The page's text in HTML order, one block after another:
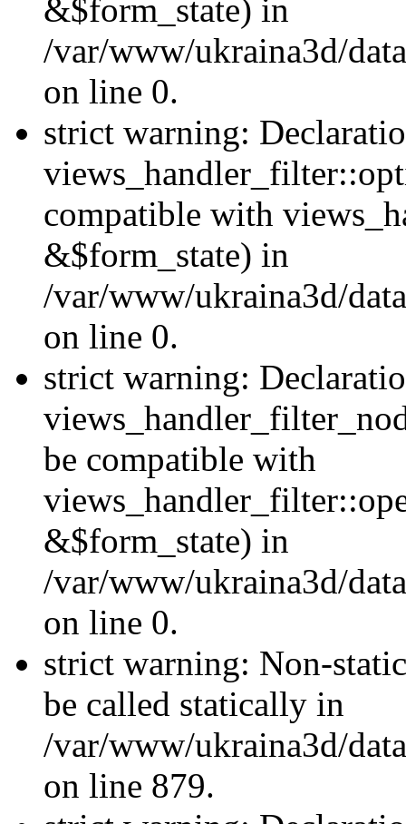
&$form_state) in
/var/www/ukraina3d/
on line 0.
strict warning:
compatible with
&$form_state) in
/var/www/ukraina3d/
on line 0.
strict warning:
be compatible with
&$form_state) in
/var/www/ukraina3d/
on line 0.
strict warning: Non-
be called statically in
/var/www/ukraina3d/
on line 879.